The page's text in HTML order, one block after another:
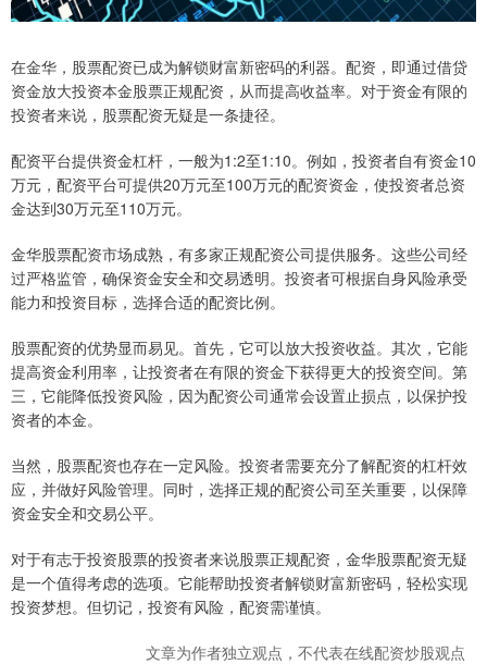
在金华，股票配资已成为解锁财富新密码的利器。配资，即通过借贷
资金放大投资本金股票正规配资，从而提高收益率。对于资金有限的
投资者来说，股票配资无疑是一条捷径。
配资平台提供资金杠杆，一般为1:2至1:10。例如，投资者自有资金10
万元，配资平台可提供20万元至100万元的配资资金，使投资者总资
金达到30万元至110万元。
金华股票配资市场成熟，有多家正规配资公司提供服务。这些公司经
过严格监管，确保资金安全和交易透明。投资者可根据自身风险承受
能力和投资目标，选择合适的配资比例。
股票配资的优势显而易见。首先，它可以放大投资收益。其次，它能
提高资金利用率，让投资者在有限的资金下获得更大的投资空间。第
三，它能降低投资风险，因为配资公司通常会设置止损点，以保护投
资者的本金。
当然，股票配资也存在一定风险。投资者需要充分了解配资的杠杆效
应，并做好风险管理。同时，选择正规的配资公司至关重要，以保障
资金安全和交易公平。
对于有志于投资股票的投资者来说股票正规配资，金华股票配资无疑
是一个值得考虑的选项。它能帮助投资者解锁财富新密码，轻松实现
投资梦想。但切记，投资有风险，配资需谨慎。
文章为作者独立观点，不代表在线配资炒股观点